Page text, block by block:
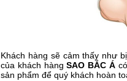
Khách hàng sẽ cảm thấy như
của khách hàngSAO BẮC Ácó
sản phẩm để quý khách hoàn